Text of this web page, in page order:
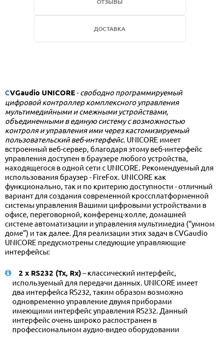
ОТЗЫВЫ
ДОСТАВКА
CVGaudio UNICORE-свободно программируемый
цифровой контроллер комплексного управления
мультимедийными и смежными устройствами,
объединенными в единую систему с возможностью
контроля и управления ими через кастомизируемый
пользовательский веб-интерфейс. UNICORE имеет
встроенный веб-сервер, благодаря этому веб-интерфейс
управления доступен в браузере любого устройства,
находящегося в одной сети с UNICORE. Рекомендуемый для
использования браузер - FireFox. UNICORE как
функционально, так и по критерию доступности - отличный
вариант для создания современной кроссплатформенной
системы управления Вашими цифровыми устройствами в
офисе, переговорной, конференц-холле, домашней
системе автоматизации и управления мультимедиа (“умном
доме”) и так далее. Для реализации этих задач в CVGaudio
UNICORE предусмотрены следующие управляющие
интерфейсы:
2 x RS232 (Tx, Rx)– классический интерфейс,
используемый для передачи данных. UNICORE имеет
два интерфейса RS232, таким образом возможно
одновременно управление двумя приборами
имеющими интерфейс управления RS232. Данный
интерфейс очень широко распостранен в
профессиональном аудио-видео оборудовании